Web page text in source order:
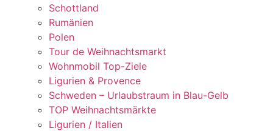
Schottland
Rumänien
Polen
Tour de Weihnachtsmarkt
Wohnmobil Top-Ziele
Ligurien & Provence
Schweden – Urlaubstraum in Blau-Gelb
TOP Weihnachtsmärkte
Ligurien / Italien